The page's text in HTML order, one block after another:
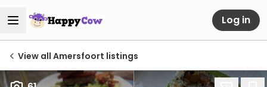
Log in
View all Amersfoort listings